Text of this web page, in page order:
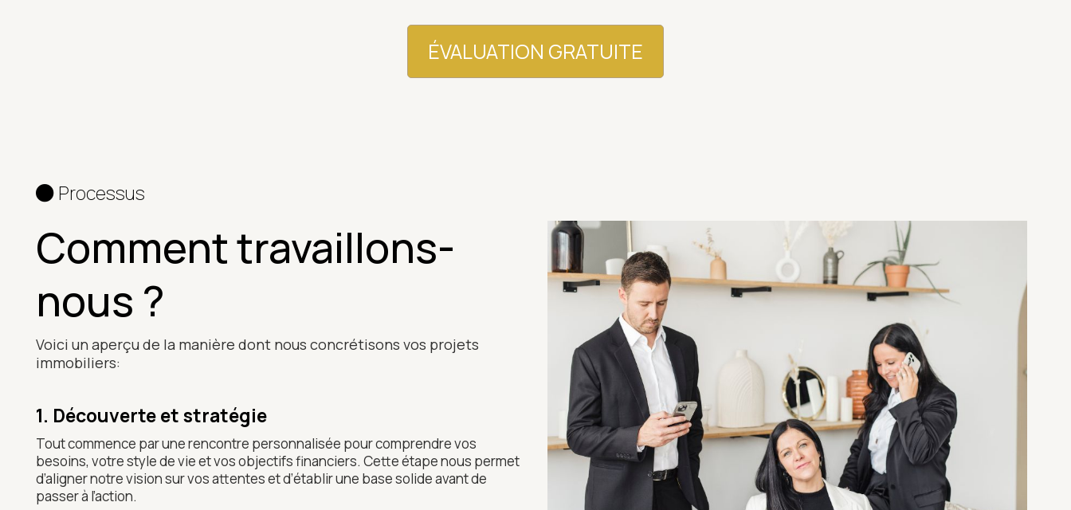
ÉVALUATION GRATUITE
Processus
Comment travaillons-
nous ?
Voici un aperçu de la manière dont nous concrétisons vos projets
immobiliers:
1. Découverte et stratégie
Tout commence par une rencontre personnalisée pour comprendre vos
besoins, votre style de vie et vos objectifs financiers. Cette étape nous permet
d’aligner notre vision sur vos attentes et d’établir une base solide avant de
passer à l’action.